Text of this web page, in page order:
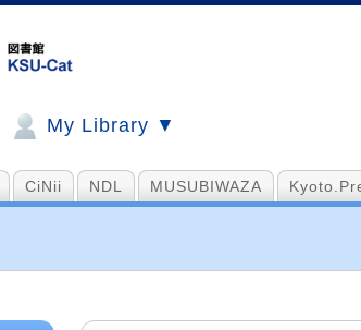
My Library ▼
CiNii NDL MUSUBIWAZA